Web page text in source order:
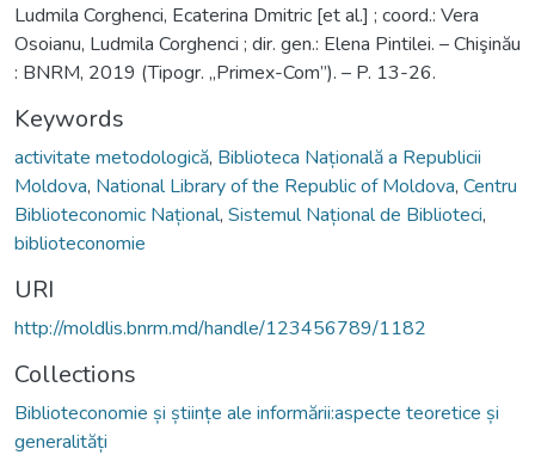
Ludmila Corghenci, Ecaterina Dmitric [et al.] ; coord.: Vera
Osoianu, Ludmila Corghenci ; dir. gen.: Elena Pintilei. – Chişinău
: BNRM, 2019 (Tipogr. „Primex-Com”). – P. 13-26.
Keywords
activitate metodologică, Biblioteca Națională a Republicii
Moldova, National Library of the Republic of Moldova, Centru
Biblioteconomic Național, Sistemul Național de Biblioteci,
biblioteconomie
URI
http://moldlis.bnrm.md/handle/123456789/1182
Collections
Biblioteconomie și științe ale informării:aspecte teoretice și
generalități